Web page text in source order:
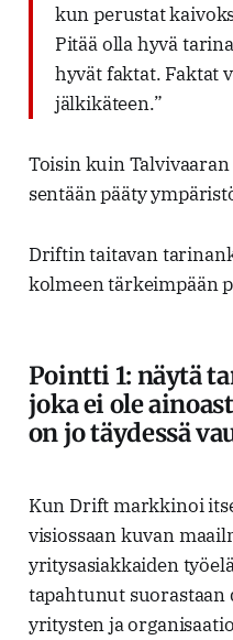
kun perustat
Pitää olla hyvä
hyvät faktat. Faktat
jälkikäteen.”
Toisin kuin
sentään pääty
Driftin taitavan
kolmeen tärkeimpään
Pointti 1: näytä
joka ei ole
on jo täydessä
Kun Drift markkinoi
visiossaan kuvan
yritysasiakkaiden
tapahtunut
yritysten ja